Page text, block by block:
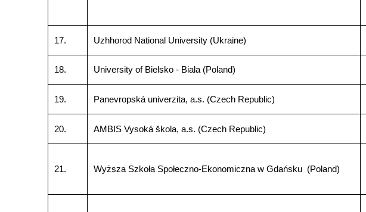
17. Uzhhorod National University (Ukraine)
18. University of Bielsko - Biala (Poland)
19. Panevropská univerzita, a.s. (Czech Republic)
20. AMBIS Vysoká škola, a.s. (Czech Republic)
21. Wyższa Szkoła Społeczno-Ekonomiczna w Gdańsku (Poland)